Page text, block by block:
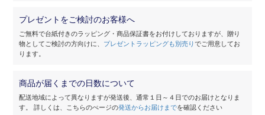
プレゼントをご検討のお客様へ
ご無料で台紙付きのラッピング・商品保証書をお付けしておりますが、贈り
物としてご検討の方向けに、 プレゼントラッピングも別売りでご用意してお
ります。
商品が届くまでの日数について
配送地域によって異なりますが発送後、通常１日～４日でのお届けとなりま
す。
詳しくは、こちらのぺージの発送からお届けまでを確認ください